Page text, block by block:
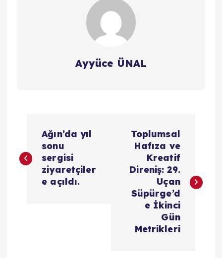
Ayyüce ÜNAL
a
z
Ağın’da yıl
sonu
sergisi
ziyaretçiler
e açıldı.
Toplumsal
Hafıza ve
Kreatif
Direniş: 29.
Uçan
Süpürge’d
e İkinci
Gün
Metrikleri